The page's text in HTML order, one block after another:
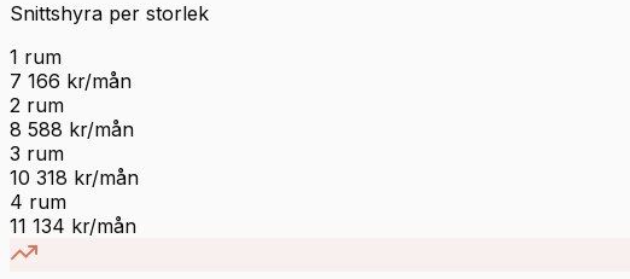
Snittshyra per storlek
1 rum
7 166 kr/mån
2 rum
8 588 kr/mån
3 rum
10 318 kr/mån
4 rum
11 134 kr/mån